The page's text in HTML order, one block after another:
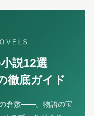
説12選
徹底ガイド
倉敷——。物語の宝